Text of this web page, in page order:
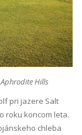
Hills
pri jazere Salt
roku koncom leta.
chleba